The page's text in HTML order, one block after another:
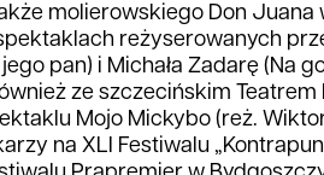
molierowskiego Don
reżyserowanych
pan) i Michała Zadarę (Na
ze szczecińskim
Mojo Mickybo (reż.
na XLI Festiwalu